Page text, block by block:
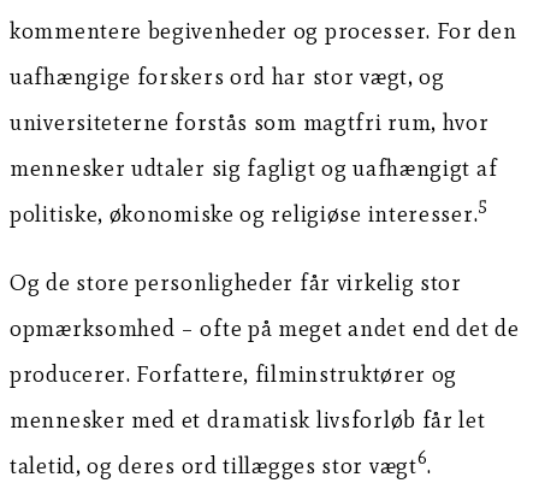
kommentere begivenheder og processer. For den
uafhængige forskers ord har stor vægt, og
universiteterne forstås som magtfri rum, hvor
mennesker udtaler sig fagligt og uafhængigt af
politiske, økonomiske og religiøse interesser.5
Og de store personligheder får virkelig stor
opmærksomhed – ofte på meget andet end det de
producerer. Forfattere, filminstruktører og
mennesker med et dramatisk livsforløb får let
taletid, og deres ord tillægges stor vægt6.